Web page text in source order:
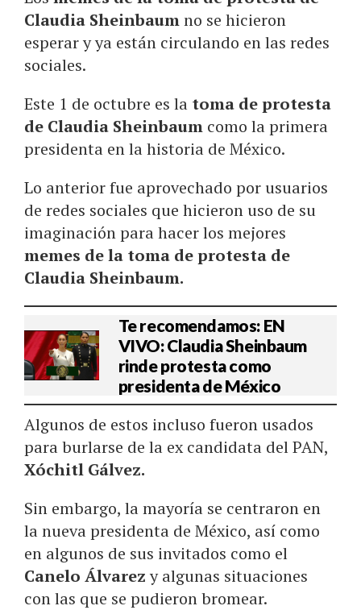
Claudia Sheinbaumno se hicieron
esperar y ya están circulando en las redes
sociales.
Este 1 de octubre es la toma de protesta
de Claudia Sheinbaum como la primera
presidenta en la historia de México.
Lo anterior fue aprovechado por usuarios
de redes sociales que hicieron uso de su
imaginación para hacer los mejores
memes de la toma de protesta de
Claudia Sheinbaum.
Te recomendamos: EN
VIVO: Claudia Sheinbaum
rinde protesta como
presidenta de México
Algunos de estos incluso fueron usados
para burlarse de la ex candidata del PAN,
Xóchitl Gálvez.
Sin embargo, la mayoría se centraron en
la nueva presidenta de México, así como
en algunos de sus invitados como el
Canelo Álvarezy algunas situaciones
con las que se pudieron bromear.